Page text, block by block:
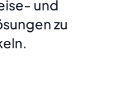
und
zu